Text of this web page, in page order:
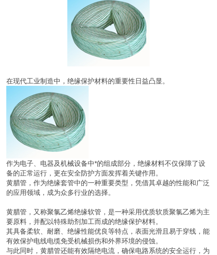
在现代工业制造中，绝缘保护材料的重要性日益凸显。
作为电子、电器及机械设备中*的组成部分，绝缘材料不仅保障了设
备的正常运行，更在安全防护方面发挥着关键作用。
黄腊管，作为绝缘套管中的一种重要类型，凭借其卓越的性能和广泛
的应用领域，成为众多行业的选择。
黄腊管，又称聚氯乙烯绝缘软管，是一种采用优质软质聚氯乙烯为主
要原料，并配以特殊助剂加工而成的绝缘保护材料。
其具备柔软、耐磨、绝缘性能优良等特点，表面光滑且易于穿线，能
有效保护电线电缆免受机械损伤和外界环境的侵蚀。
与此同时，黄腊管还能有效隔绝电流，确保电路系统的安全运行，为